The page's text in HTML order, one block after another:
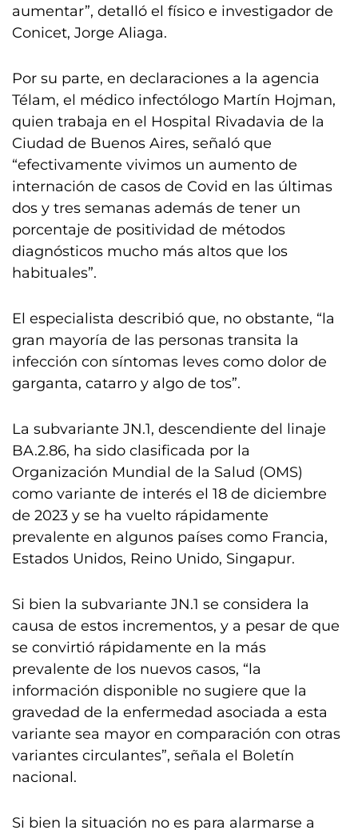
aumentar”, detalló el físico e investigador de
Conicet, Jorge Aliaga.
Por su parte, en declaraciones a la agencia
Télam, el médico infectólogo Martín Hojman,
quien trabaja en el Hospital Rivadavia de la
Ciudad de Buenos Aires, señaló que
“efectivamente vivimos un aumento de
internación de casos de Covid en las últimas
dos y tres semanas además de tener un
porcentaje de positividad de métodos
diagnósticos mucho más altos que los
habituales”.
El especialista describió que, no obstante, “la
gran mayoría de las personas transita la
infección con síntomas leves como dolor de
garganta, catarro y algo de tos”.
La subvariante JN.1, descendiente del linaje
BA.2.86, ha sido clasificada por la
Organización Mundial de la Salud (OMS)
como variante de interés el 18 de diciembre
de 2023 y se ha vuelto rápidamente
prevalente en algunos países como Francia,
Estados Unidos, Reino Unido, Singapur.
Si bien la subvariante JN.1 se considera la
causa de estos incrementos, y a pesar de que
se convirtió rápidamente en la más
prevalente de los nuevos casos, “la
información disponible no sugiere que la
gravedad de la enfermedad asociada a esta
variante sea mayor en comparación con otras
variantes circulantes”, señala el Boletín
nacional.
Si bien la situación no es para alarmarse a